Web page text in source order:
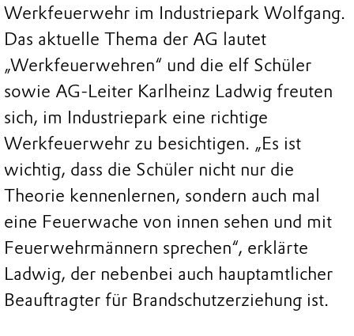
Werkfeuerwehr im Industriepark Wolfgang.
Das aktuelle Thema der AG lautet
„Werkfeuerwehren“ und die elf Schüler
sowie AG-Leiter Karlheinz Ladwig freuten
sich, im Industriepark eine richtige
Werkfeuerwehr zu besichtigen. „Es ist
wichtig, dass die Schüler nicht nur die
Theorie kennenlernen, sondern auch mal
eine Feuerwache von innen sehen und mit
Feuerwehrmännern sprechen“, erklärte
Ladwig, der nebenbei auch hauptamtlicher
Beauftragter für Brandschutzerziehung ist.